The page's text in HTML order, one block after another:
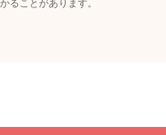
ることがあります。